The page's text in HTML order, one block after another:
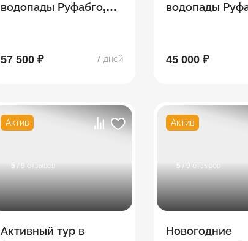
водопады Руфабго,
термальные
57 500 ₽ 7 дней
водопады
термальные
45 000 ₽
Актив
5 / 9 отзывов
Активный тур в
Актив
5 / 9 отзывов
Новогодние